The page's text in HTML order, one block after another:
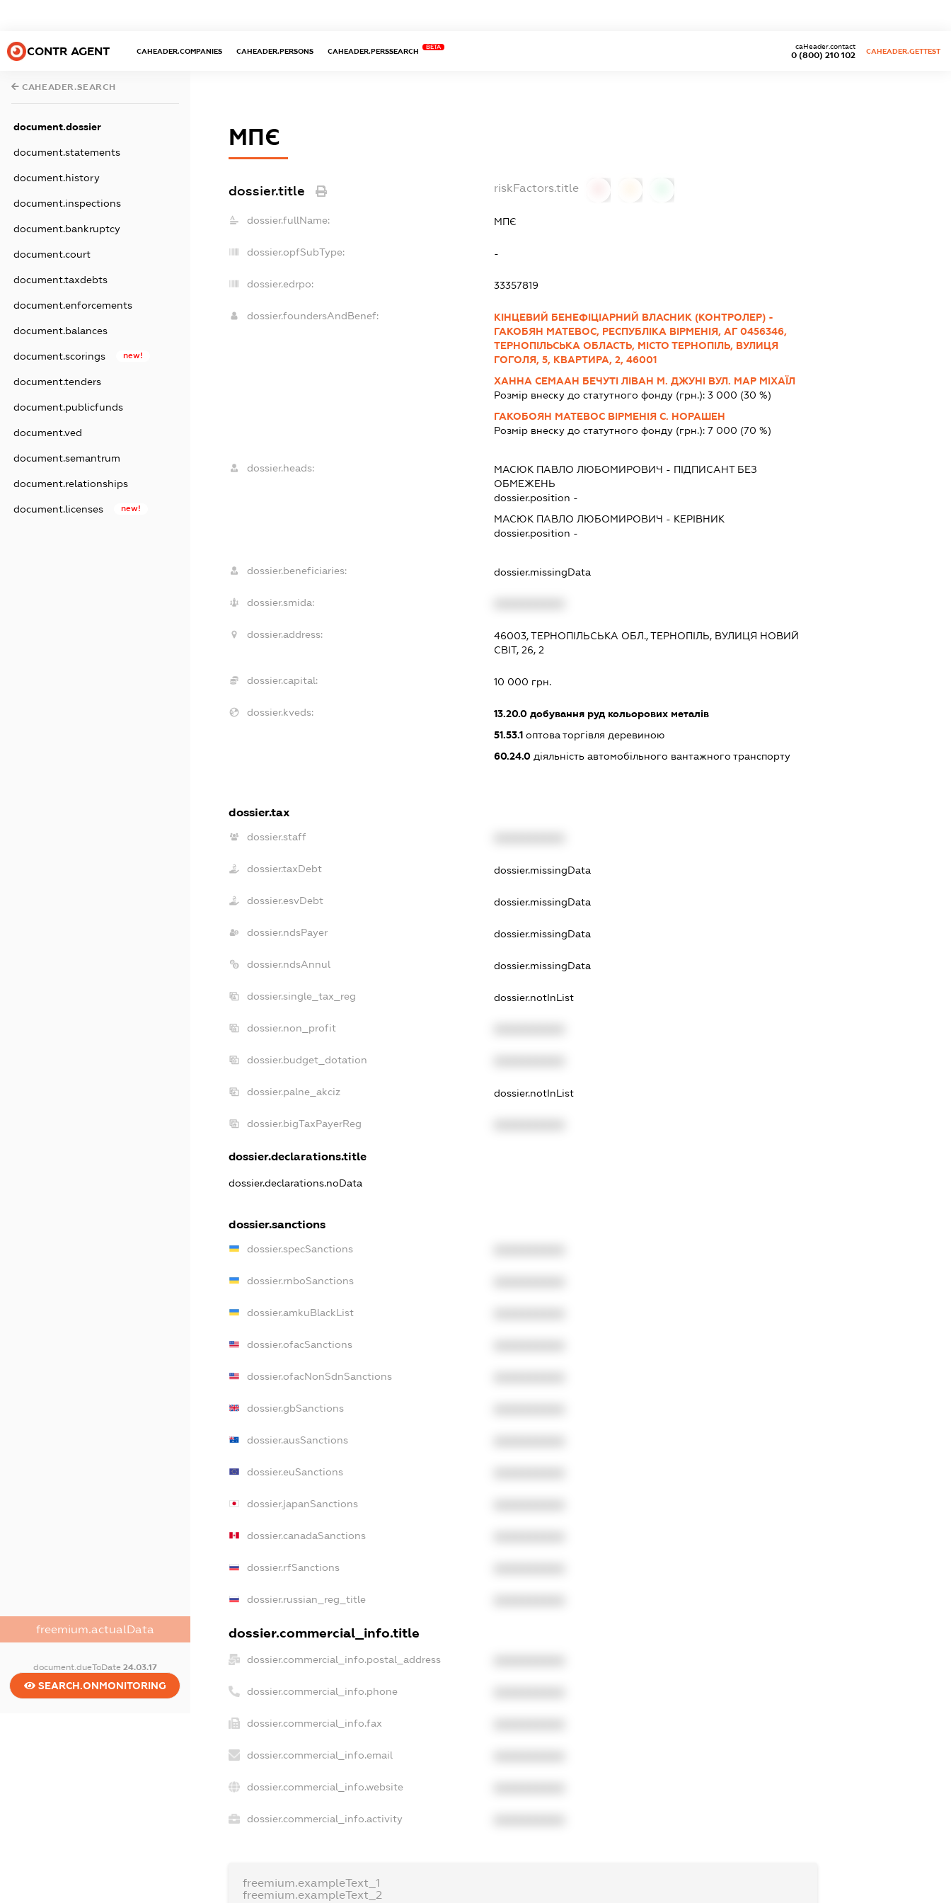
CONTR AGENT CAHEADER.COMPANIES CAHEADER.PERSONS CAHEADER.PERSSEARCH
BETA
0 (800) 210 102
caHeader.contact
CAHEADER.GETTEST
CAHEADER.SEARCH
document.dossier
document.statements
document.history
document.inspections
document.bankruptcy
document.court
document.taxdebts
document.enforcements
document.balances
document.scorings new!
document.tenders
document.publicfunds
document.ved
document.semantrum
document.relationships
document.licenses new!
freemium.actualData
document.dueToDate 24.03.17
SEARCH.ONMONITORING
МПЄ
dossier.title riskFactors.title
dossier.fullName: МПЄ
dossier.opfSubType: -
dossier.edrpo: 33357819
dossier.foundersAndBenef:
КІНЦЕВИЙ БЕНЕФІЦІАРНИЙ ВЛАСНИК (КОНТРОЛЕР) -
ГАКОБЯН МАТЕВОС, РЕСПУБЛІКА ВІРМЕНІЯ, АГ 0456346,
ТЕРНОПІЛЬСЬКА ОБЛАСТЬ, МІСТО ТЕРНОПІЛЬ, ВУЛИЦЯ
ГОГОЛЯ, 5, КВАРТИРА, 2, 46001
ХАННА СЕМААН БЕЧУТІ ЛІВАН М. ДЖУНІ ВУЛ. МАР МІХАЇЛ
Розмір внеску до статутного фонду (грн.): 3 000 (30 %)
ГАКОБОЯН МАТЕВОС ВІРМЕНІЯ С. НОРАШЕН
Розмір внеску до статутного фонду (грн.): 7 000 (70 %)
dossier.heads: МАСЮК ПАВЛО ЛЮБОМИРОВИЧ - ПІДПИСАНТБЕЗ
ОБМЕЖЕНЬ
dossier.position -
МАСЮК ПАВЛО ЛЮБОМИРОВИЧ - КЕРІВНИК
dossier.position -
dossier.beneficiaries: dossier.missingData
dossier.smida:
dossier.address:
46003, ТЕРНОПІЛЬСЬКА ОБЛ., ТЕРНОПІЛЬ, ВУЛИЦЯ НОВИЙ
СВІТ, 26, 2
dossier.capital: 10 000 грн.
dossier.kveds: 13.20.0добування руд кольорових металів
51.53.1оптова торгівля деревиною
60.24.0діяльність автомобільного вантажного транспорту
dossier.tax
dossier.staff
dossier.taxDebt dossier.missingData
dossier.esvDebt dossier.missingData
dossier.ndsPayer dossier.missingData
dossier.ndsAnnul dossier.missingData
dossier.single_tax_reg dossier.notInList
dossier.non_profit
dossier.budget_dotation
dossier.palne_akciz dossier.notInList
dossier.bigTaxPayerReg
dossier.declarations.title
dossier.declarations.noData
dossier.sanctions
dossier.specSanctions
dossier.rnboSanctions
dossier.amkuBlackList
dossier.ofacSanctions
dossier.ofacNonSdnSanctions
dossier.gbSanctions
dossier.ausSanctions
dossier.euSanctions
dossier.japanSanctions
dossier.canadaSanctions
dossier.rfSanctions
dossier.russian_reg_title
dossier.commercial_info.title
dossier.commercial_info.postal_address
dossier.commercial_info.phone
dossier.commercial_info.fax
dossier.commercial_info.email
dossier.commercial_info.website
dossier.commercial_info.activity
freemium.exampleText_1
freemium.exampleText_2